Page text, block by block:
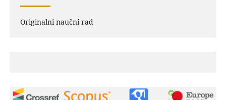
Originalni naučni rad